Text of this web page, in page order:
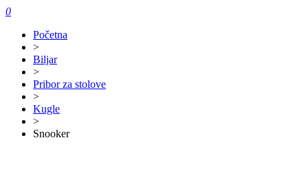
0
Početna
>
Biljar
>
Pribor za stolove
>
Kugle
>
Snooker